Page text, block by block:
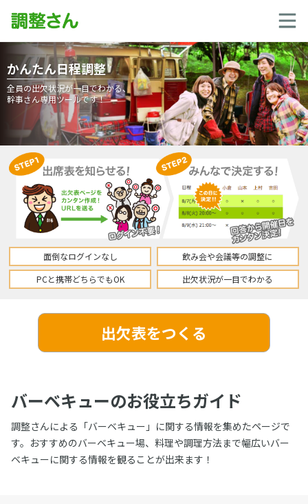
かんたん日程調整
全員の出欠状況が一目でわかる、
幹事さん専用ツールです！
面倒なログインなし
飲み会や会議等の調整に
PCと携帯どちらでもOK
出欠状況が一目でわかる
出欠表をつくる
バーベキューのお役立ちガイド
調整さんによる「バーベキュー」に関する情報を集めたページで
す。おすすめのバーベキュー場、料理や調理方法まで幅広いバー
ベキューに関する情報を観ることが出来ます！